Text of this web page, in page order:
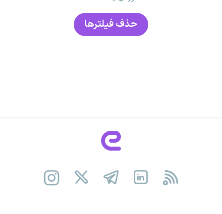
حذف فیلتر‌ها